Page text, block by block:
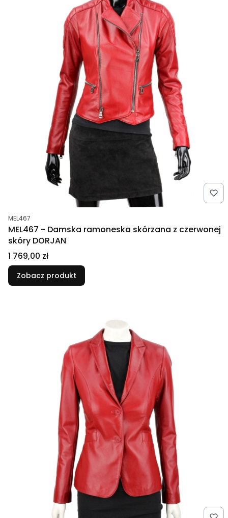
Kod produktu
MEL467
MEL467 - Damska ramoneska skórzana z czerwonej
skóry DORJAN
Cena
1 769,00 zł
Zobacz produkt